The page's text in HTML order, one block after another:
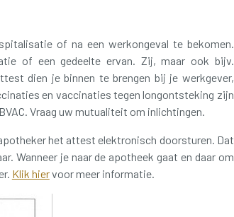
of na een werkongeval te bekomen.
of een gedeelte ervan. Zij, maar ook bijv.
dien je binnen te brengen bij je werkgever,
en vaccinaties tegen longontsteking zijn
Vraag uw mutualiteit om inlichtingen.
het attest elektronisch doorsturen. Dat
Wanneer je naar de apotheek gaat en daar om
Klik hiervoor meer informatie.